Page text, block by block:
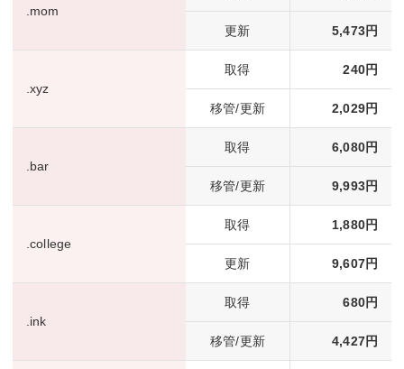
.mom
更新 5,473円
.xyz
取得 240円
移管/更新 2,029円
.bar
取得 6,080円
移管/更新 9,993円
.college
取得 1,880円
更新 9,607円
.ink
取得 680円
移管/更新 4,427円